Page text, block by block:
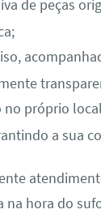
de peças
no próprio
a sua
na hora do